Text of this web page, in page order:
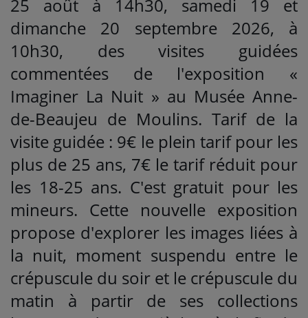
25 août à 14h30, samedi 19 et
dimanche 20 septembre 2026, à
10h30, des visites guidées
commentées de l'exposition «
Imaginer La Nuit » au Musée Anne-
de-Beaujeu de Moulins. Tarif de la
visite guidée : 9€ le plein tarif pour les
plus de 25 ans, 7€ le tarif réduit pour
les 18-25 ans. C'est gratuit pour les
mineurs. Cette nouvelle exposition
propose d'explorer les images liées à
la nuit, moment suspendu entre le
crépuscule du soir et le crépuscule du
matin à partir de ses collections